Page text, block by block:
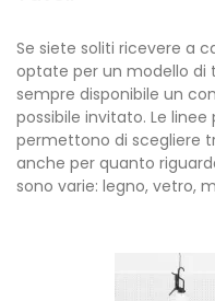
Se siete soliti ricevere a
optate per un modello di
sempre disponibile un
possibile invitato. Le
permettono di scegliere
anche per quanto
sono varie: legno, vetro,